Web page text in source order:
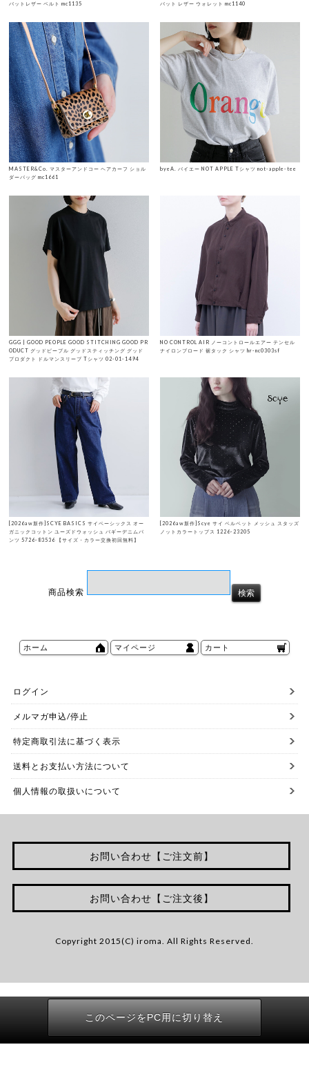
バットレザー ベルト mc1135
バット レザー ウォレット mc1140
MASTER&Co. マスターアンドコー ヘアカーフ ショル
ダーバッグ mc1661
byeA. バイエー NOT APPLE Tシャツ not-apple-tee
GGG | GOOD PEOPLE GOOD STITCHING GOOD PR
ODUCT グッドピープル グッドスティッチング グッド
プロダクト ドルマンスリーブ Tシャツ 02-01-1494
NO CONTROL AIR ノーコントロールエアー テンセル
ナイロンブロード 裾タック シャツ hr-nc0303sf
[2026aw新作]SCYE BASICS サイベーシックス オー
ガニックコットン ユーズドウォッシュ バギーデニムパ
ンツ 5726-83536 【サイズ・カラー交換初回無料】
[2026aw新作]Scye サイ ベルベット メッシュ スタッズ
ノットカラートップス 1226-23205
商品検索
ホーム マイページ カート
ログイン
メルマガ申込/停止
特定商取引法に基づく表示
送料とお支払い方法について
個人情報の取扱いについて
お問い合わせ【ご注文前】
お問い合わせ【ご注文後】
Copyright 2015(C) iroma. All Rights Reserved.
このページをPC用に切り替え